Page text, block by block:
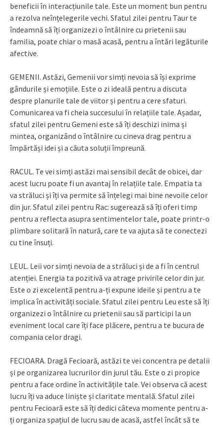
beneficii în interacțiunile tale. Este un moment bun pentru
a rezolva neînțelegerile vechi. Sfatul zilei pentru Taur te
îndeamnă să îți organizezi o întâlnire cu prietenii sau
familia, poate chiar o masă acasă, pentru a întări legăturile
afective.
GEMENII. Astăzi, Gemenii vor simți nevoia să își exprime
gândurile și emoțiile. Este o zi ideală pentru a discuta
despre planurile tale de viitor și pentru a cere sfaturi.
Comunicarea va fi cheia succesului în relațiile tale. Așadar,
sfatul zilei pentru Gemeni este să îți deschizi inima și
mintea, organizând o întâlnire cu cineva drag pentru a
împărtăși idei și a căuta soluții împreună.
RACUL. Te vei simți astăzi mai sensibil decât de obicei, dar
acest lucru poate fi un avantaj în relațiile tale. Empatia ta
va străluci și îți va permite să înțelegi mai bine nevoile celor
din jur. Sfatul zilei pentru Rac: sugerează să îți oferi timp
pentru a reflecta asupra sentimentelor tale, poate printr-o
plimbare solitară în natură, care te va ajuta să te conectezi
cu tine însuți.
LEUL. Leii vor simți nevoia de a străluci și de a fi în centrul
atenției. Energia ta pozitivă va atrage privirile celor din jur.
Este o zi excelentă pentru a-ți expune ideile și pentru a te
implica în activități sociale. Sfatul zilei pentru Leu este să îți
organizezi o întâlnire cu prietenii sau să participi la un
eveniment local care îți face plăcere, pentru a te bucura de
compania celor dragi.
FECIOARA. Dragă Fecioară, astăzi te vei concentra pe detalii
și pe organizarea lucrurilor din jurul tău. Este o zi propice
pentru a face ordine în activitățile tale. Vei observa că acest
lucru îți va aduce liniște și claritate mentală. Sfatul zilei
pentru Fecioară este să îți dedici câteva momente pentru a-
ți organiza spațiul de lucru sau de acasă, astfel încât să te